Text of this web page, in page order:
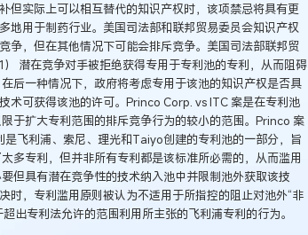
但实际上可以相互替代的知识产权时，该项禁忌将具有更
地用于制药行业。美国司法部和联邦贸易委员会知识产权
争，但在其他情况下可能会排斥竞争。美国司法部联邦贸
潜在竞争对手被拒绝获得专用于专利池的专利，从而阻碍
后一种情况下，政府将考虑专用于该池的知识产权是否具
术可获得该池的许可。Princo Corp. vs ITC 案是在专利池
于扩大专利范围的排斥竞争行为的较小的范围。Princo 案
飞利浦、索尼、理光和Taiyo创建的专利池的一部分，旨
多专利，但并非所有专利都是该标准所必需的，从而滥用
但具有潜在竞争性的技术纳入池中并限制池外获取该技
时，专利滥用原则被认为不适用于所指控的阻止对池外“非
出专利法允许的范围利用所主张的飞利浦专利的行为。